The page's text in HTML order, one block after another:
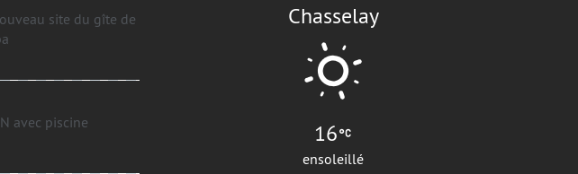
site du gîte de
avec piscine
Chasselay
16
ensoleillé